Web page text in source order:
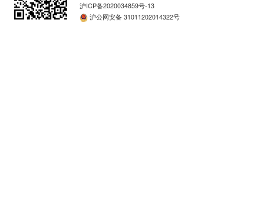
沪ICP备2020034859号-13
沪公网安备 31011202014322号